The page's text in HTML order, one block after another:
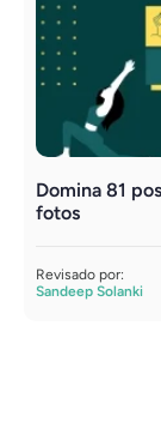
Domina 81
fotos
Revisado por:
Sandeep Solanki